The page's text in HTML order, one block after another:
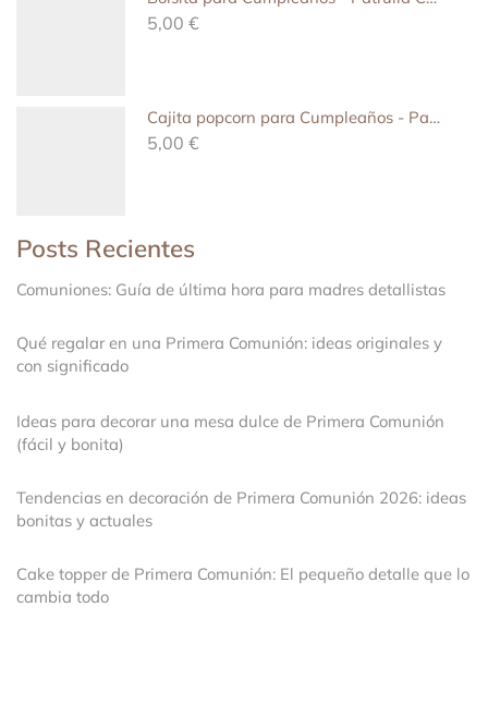
5,00 €
Cajita popcorn para Cumpleaños - Patrulla canina
5,00 €
Posts Recientes
Comuniones: Guía de última hora para madres detallistas
Qué regalar en una Primera Comunión: ideas originales y
con significado
Ideas para decorar una mesa dulce de Primera Comunión
(fácil y bonita)
Tendencias en decoración de Primera Comunión 2026: ideas
bonitas y actuales
Cake topper de Primera Comunión: El pequeño detalle que lo
cambia todo